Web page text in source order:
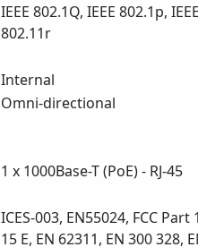
IEEE 802.1Q, IEEE 802.1p,
802.11r
Internal
Omni-directional
1 x 1000Base-T (PoE) - RJ-45
ICES-003, EN55024, FCC
15 E, EN 62311, EN 300 328,